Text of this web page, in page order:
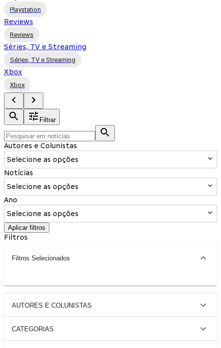
Playstation
Reviews
Reviews
Séries, TV e Streaming
Séries, TV e Streaming
Xbox
Xbox
Filtrar
Autores e Colunistas
Selecione as opções
Notícias
Selecione as opções
Ano
Selecione as opções
Aplicar filtros
Filtros
Filtros Selecionados
AUTORES E COLUNISTAS
CATEGORIAS